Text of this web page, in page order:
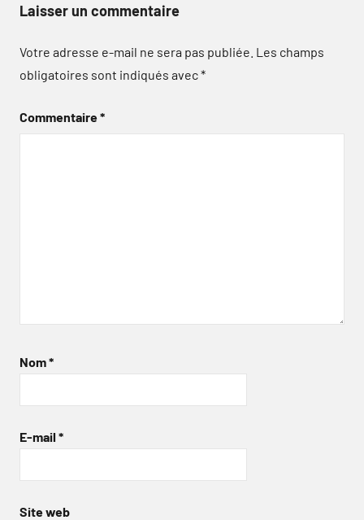
Laisser un commentaire
Votre adresse e-mail ne sera pas publiée. Les champs
obligatoires sont indiqués avec*
Commentaire*
Nom*
E-mail *
Site web